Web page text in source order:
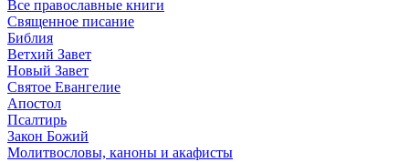
Все православные книги
Священное писание
Библия
Ветхий Завет
Новый Завет
Святое Евангелие
Апостол
Псалтирь
Закон Божий
Молитвословы, каноны и акафисты